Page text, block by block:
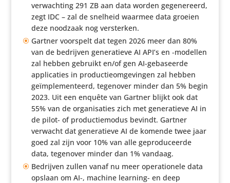
verwach­ting 291 ZB aan data worden gege­ne­reerd,
zegt IDC – zal de snelheid waarmee data groeien
deze noodzaak nog versterken.
Gartner voorspelt dat tegen 2026 meer dan 80%
van de bedrijven gene­ra­tieve AI API’s en ‑modellen
zal hebben gebruikt en/​of gen AI-geba­seerde
appli­ca­ties in produc­tie­om­ge­vingen zal hebben
geïm­ple­men­teerd, tegenover minder dan 5% begin
2023. Uit een enquête van Gartner blijkt ook dat
55% van de orga­ni­sa­ties zich met gene­ra­tieve AI in
de pilot- of produc­tie­modus bevindt. Gartner
verwacht dat gene­ra­tieve AI de komende twee jaar
goed zal zijn voor 10% van alle gepro­du­ceerde
data, tegenover minder dan 1% vandaag.
Bedrijven zullen vanaf nu meer opera­ti­o­nele data
opslaan om AI‑, machine learning- en deep